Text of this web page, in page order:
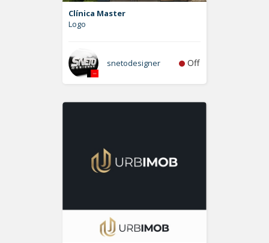
Clínica Master
Logo
snetodesigner Off